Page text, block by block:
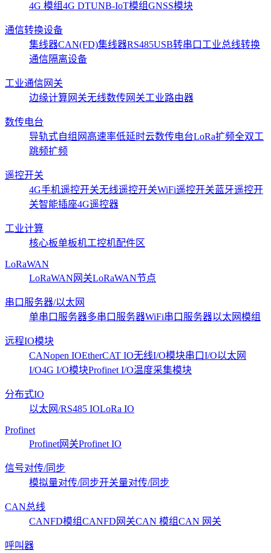
4G 模组4G DTUNB-IoT模组GNSS模块
通信转换设备
集线器CAN(FD)集线器RS485USB转串口 工业总线转换
通信隔离设备
工业通信网关
边缘计算网关无线数传网关工业路由器
数传电台
导轨式自组网 高速率低延时云数传电台LoRa扩频全双工
跳频扩频
遥控开关
4G手机遥控开关无线遥控开关WiFi遥控开关蓝牙遥控开
关智能插座4G遥控器
工业计算
核心板单板机工控机配件区
LoRaWAN
LoRaWAN网关LoRaWAN节点
串口服务器/以太网
单串口服务器多串口服务器WiFi串口服务器以太网模组
远程IO模块
CANopen IOEtherCAT IO无线I/O模块串口I/O以太网
I/O4G I/O模块Profinet I/O温度采集模块
分布式IO
以太网/RS485 IOLoRa IO
Profinet
Profinet网关Profinet IO
信号对传/同步
模拟量对传/同步开关量对传/同步
CAN总线
CANFD模组CANFD网关CAN 模组CAN 网关
呼叫器